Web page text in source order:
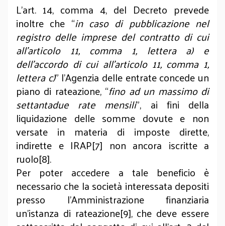
L’art. 14, comma 4, del Decreto prevede
inoltre che “in caso di pubblicazione nel
registro delle imprese del contratto di cui
all’articolo 11, comma 1, lettera a) e
dell’accordo di cui all’articolo 11, comma 1,
lettera c)” l’Agenzia delle entrate concede un
piano di rateazione, “fino ad un massimo di
settantadue rate mensili”, ai fini della
liquidazione delle somme dovute e non
versate in materia di imposte dirette,
indirette e IRAP[7] non ancora iscritte a
ruolo[8].
Per poter accedere a tale beneficio è
necessario che la società interessata depositi
presso l’Amministrazione finanziaria
un’istanza di rateazione[9], che deve essere